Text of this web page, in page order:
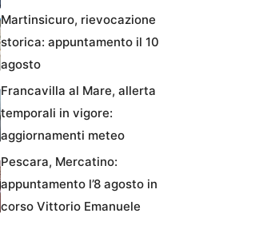
Martinsicuro, rievocazione
storica: appuntamento il 10
agosto
Francavilla al Mare, allerta
temporali in vigore:
aggiornamenti meteo
Pescara, Mercatino:
appuntamento l’8 agosto in
corso Vittorio Emanuele